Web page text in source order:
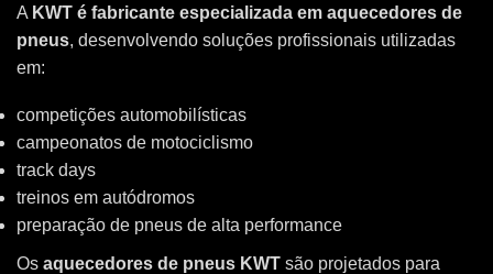
A KWT é fabricante especializada em aquecedores de
pneus, desenvolvendo soluções profissionais utilizadas
em:
competições automobilísticas
campeonatos de motociclismo
track days
treinos em autódromos
preparação de pneus de alta performance
Os aquecedores de pneus KWT são projetados para